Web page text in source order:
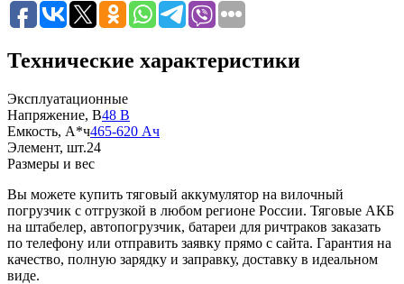
Технические характеристики
Эксплуатационные
Напряжение, В48 В
Емкость, А*ч465-620 Ач
Элемент, шт.24
Размеры и вес
Вы можете купить тяговый аккумулятор на вилочный
погрузчик с отгрузкой в любом регионе России. Тяговые АКБ
на штабелер, автопогрузчик, батареи для ричтраков заказать
по телефону или отправить заявку прямо с сайта. Гарантия на
качество, полную зарядку и заправку, доставку в идеальном
виде.